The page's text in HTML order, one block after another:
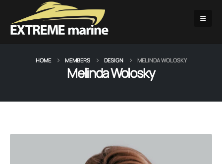
HOME MEMBERS DESIGN MELINDA WOLOSKY
Melinda Wolosky